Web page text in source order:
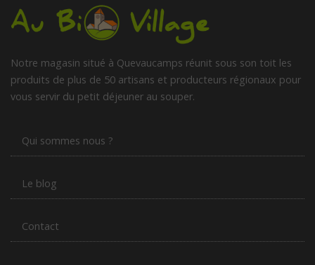
Notre magasin situé à Quevaucamps réunit sous son toit les
produits de plus de 50 artisans et producteurs régionaux pour
vous servir du petit déjeuner au souper.
Qui sommes nous ?
Le blog
Contact